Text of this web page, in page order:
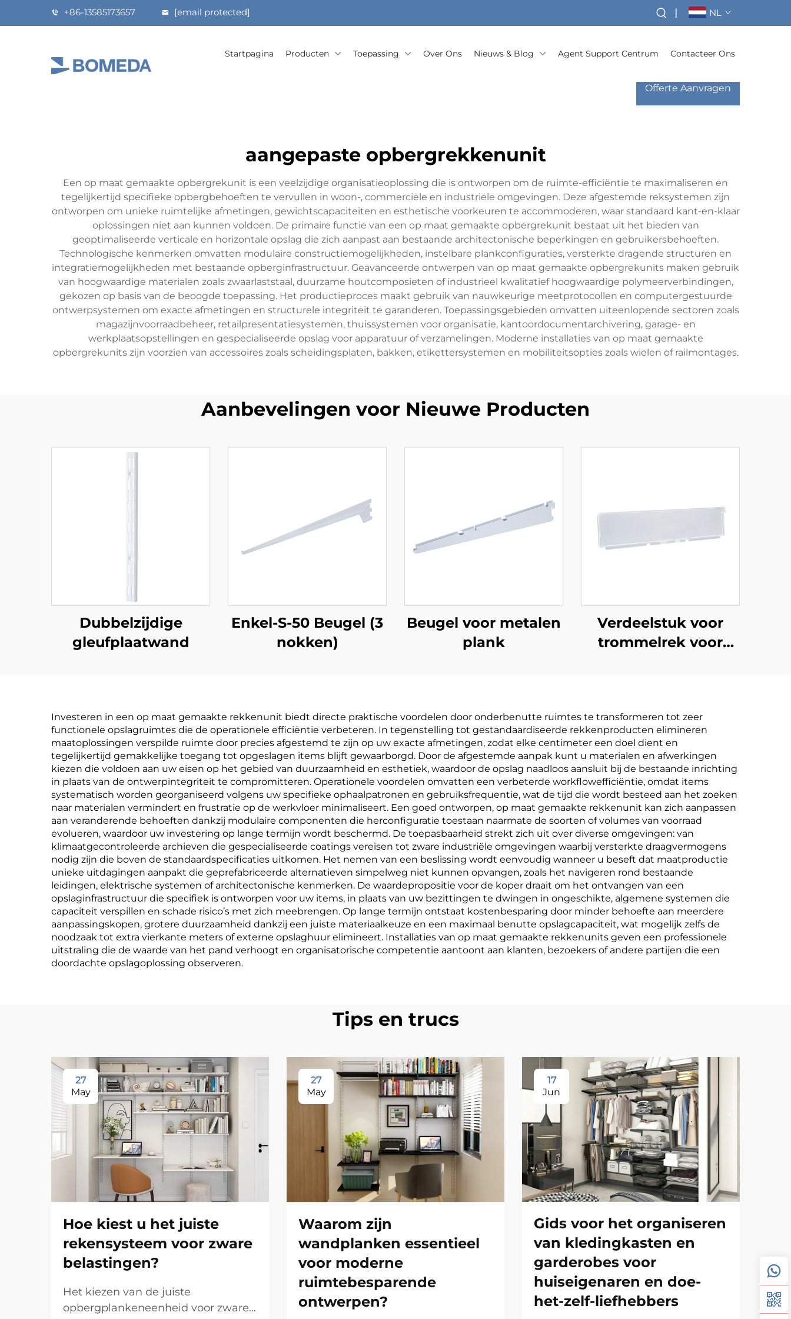
+86-13585173657 [email protected] | NL
Startpagina Producten Toepassing Over Ons Nieuws & Blog Agent Support Centrum Contacteer Ons
Offerte Aanvragen
aangepaste opbergrekkenunit
Een op maat gemaakte opbergrekunit is een veelzijdige organisatieoplossing die is ontworpen om de ruimte-efficiëntie te maximaliseren en
tegelijkertijd specifieke opbergbehoeften te vervullen in woon-, commerciële en industriële omgevingen. Deze afgestemde reksystemen zijn
ontworpen om unieke ruimtelijke afmetingen, gewichtscapaciteiten en esthetische voorkeuren te accommoderen, waar standaard kant-en-klaar
oplossingen niet aan kunnen voldoen. De primaire functie van een op maat gemaakte opbergrekunit bestaat uit het bieden van
geoptimaliseerde verticale en horizontale opslag die zich aanpast aan bestaande architectonische beperkingen en gebruikersbehoeften.
Technologische kenmerken omvatten modulaire constructiemogelijkheden, instelbare plankconfiguraties, versterkte dragende structuren en
integratiemogelijkheden met bestaande opberginfrastructuur. Geavanceerde ontwerpen van op maat gemaakte opbergrekunits maken gebruik
van hoogwaardige materialen zoals zwaarlaststaal, duurzame houtcomposieten of industrieel kwalitatief hoogwaardige polymeerverbindingen,
gekozen op basis van de beoogde toepassing. Het productieproces maakt gebruik van nauwkeurige meetprotocollen en computergestuurde
ontwerpsystemen om exacte afmetingen en structurele integriteit te garanderen. Toepassingsgebieden omvatten uiteenlopende sectoren zoals
magazijnvoorraadbeheer, retailpresentatiesystemen, thuissystemen voor organisatie, kantoordocumentarchivering, garage- en
werkplaatsopstellingen en gespecialiseerde opslag voor apparatuur of verzamelingen. Moderne installaties van op maat gemaakte
opbergrekunits zijn voorzien van accessoires zoals scheidingsplaten, bakken, etikettersystemen en mobiliteitsopties zoals wielen of railmontages.
Aanbevelingen voor Nieuwe Producten
Dubbelzijdige
gleufplaatwand
Enkel-S-50 Beugel (3
nokken)
Beugel voor metalen
plank
Verdeelstuk voor
trommelrek voor
Investeren in een op maat gemaakte rekkenunit biedt directe praktische voordelen door onderbenutte ruimtes te transformeren tot zeer
functionele opslagruimtes die de operationele efficiëntie verbeteren. In tegenstelling tot gestandaardiseerde rekkenproducten elimineren
maatoplossingen verspilde ruimte door precies afgestemd te zijn op uw exacte afmetingen, zodat elke centimeter een doel dient en
tegelijkertijd gemakkelijke toegang tot opgeslagen items blijft gewaarborgd. Door de afgestemde aanpak kunt u materialen en afwerkingen
kiezen die voldoen aan uw eisen op het gebied van duurzaamheid en esthetiek, waardoor de opslag naadloos aansluit bij de bestaande inrichting
in plaats van de ontwerpintegriteit te compromitteren. Operationele voordelen omvatten een verbeterde workflowefficiëntie, omdat items
systematisch worden georganiseerd volgens uw specifieke ophaalpatronen en gebruiksfrequentie, wat de tijd die wordt besteed aan het zoeken
naar materialen vermindert en frustratie op de werkvloer minimaliseert. Een goed ontworpen, op maat gemaakte rekkenunit kan zich aanpassen
aan veranderende behoeften dankzij modulaire componenten die herconfiguratie toestaan naarmate de soorten of volumes van voorraad
evolueren, waardoor uw investering op lange termijn wordt beschermd. De toepasbaarheid strekt zich uit over diverse omgevingen: van
klimaatgecontroleerde archieven die gespecialiseerde coatings vereisen tot zware industriële omgevingen waarbij versterkte draagvermogens
nodig zijn die boven de standaardspecificaties uitkomen. Het nemen van een beslissing wordt eenvoudig wanneer u beseft dat maatproductie
unieke uitdagingen aanpakt die geprefabriceerde alternatieven simpelweg niet kunnen opvangen, zoals het navigeren rond bestaande
leidingen, elektrische systemen of architectonische kenmerken. De waardepropositie voor de koper draait om het ontvangen van een
opslaginfrastructuur die specifiek is ontworpen voor uw items, in plaats van uw bezittingen te dwingen in ongeschikte, algemene systemen die
capaciteit verspillen en schade risico’s met zich meebrengen. Op lange termijn ontstaat kostenbesparing door minder behoefte aan meerdere
aanpassingskopen, grotere duurzaamheid dankzij een juiste materiaalkeuze en een maximaal benutte opslagcapaciteit, wat mogelijk zelfs de
noodzaak tot extra vierkante meters of externe opslaghuur elimineert. Installaties van op maat gemaakte rekkenunits geven een professionele
uitstraling die de waarde van het pand verhoogt en organisatorische competentie aantoont aan klanten, bezoekers of andere partijen die een
doordachte opslagoplossing observeren.
Tips en trucs
27
May
Hoe kiest u het juiste
rekensysteem voor zware
belastingen?
Het kiezen van de juiste
opbergplankeneenheid voor zware
27
May
Waarom zijn
wandplanken essentieel
voor moderne
ruimtebesparende
ontwerpen?
17
Jun
Gids voor het organiseren
van kledingkasten en
garderobes voor
huiseigenaren en doe-
het-zelf-liefhebbers